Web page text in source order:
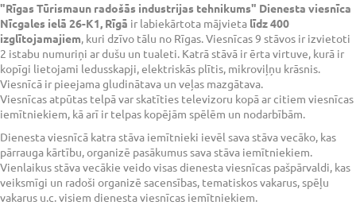
"Rīgas Tūrismaun radošās industrijas tehnikums" Dienesta viesnīca
Nīcgales ielā 26-K1, Rīgā ir labiekārtota mājvieta līdz 400
izglītojamajiem, kuri dzīvo tālu no Rīgas. Viesnīcas 9 stāvos ir izvietoti
2 istabu numuriņi ar dušu un tualeti. Katrā stāvā ir ērta virtuve, kurā ir
kopīgi lietojami ledusskapji, elektriskās plītis, mikroviļņu krāsnis.
Viesnīcā ir pieejama gludinātava un veļas mazgātava.
Viesnīcas atpūtas telpā var skatīties televizoru kopā ar citiem viesnīcas
iemītniekiem, kā arī ir telpas kopējām spēlēm un nodarbībām.
Dienesta viesnīcā katra stāva iemītnieki ievēl sava stāva vecāko, kas
pārrauga kārtību, organizē pasākumus sava stāva iemītniekiem.
Vienlaikus stāva vecākie veido visas dienesta viesnīcas pašpārvaldi, kas
veiksmīgi un radoši organizē sacensības, tematiskos vakarus, spēļu
vakarus u.c. visiem dienesta viesnīcas iemītniekiem.